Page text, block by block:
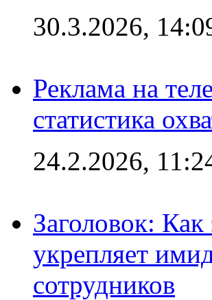
30.3.2026,
Реклама на
статистика
24.2.2026,
Заголовок:
укрепляет
сотрудников